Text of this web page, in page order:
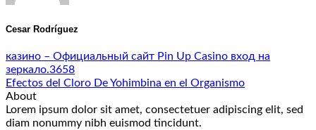
Cesar Rodríguez
казино – Официальный сайт Pin Up Casino вход на
зеркало.3658
Efectos del Cloro De Yohimbina en el Organismo
About
Lorem ipsum dolor sit amet, consectetuer adipiscing elit, sed
diam nonummy nibh euismod tincidunt.